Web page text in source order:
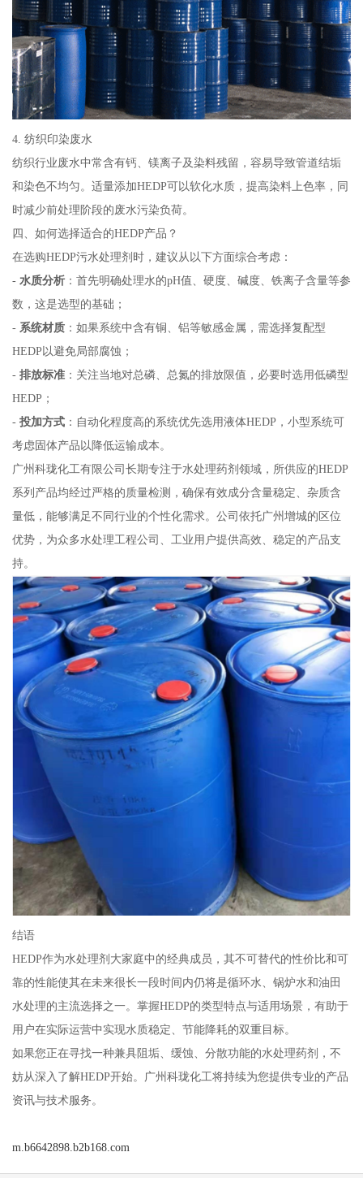
4. 纺织印染废水
纺织行业废水中常含有钙、镁离子及染料残留，容易导致管道结垢
和染色不均匀。适量添加HEDP可以软化水质，提高染料上色率，同
时减少前处理阶段的废水污染负荷。
四、如何选择适合的HEDP产品？
在选购HEDP污水处理剂时，建议从以下方面综合考虑：
- 水质分析：首先明确处理水的pH值、硬度、碱度、铁离子含量等参
数，这是选型的基础；
- 系统材质：如果系统中含有铜、铝等敏感金属，需选择复配型
HEDP以避免局部腐蚀；
- 排放标准：关注当地对总磷、总氮的排放限值，必要时选用低磷型
HEDP；
- 投加方式：自动化程度高的系统优先选用液体HEDP，小型系统可
考虑固体产品以降低运输成本。
广州科珑化工有限公司长期专注于水处理药剂领域，所供应的HEDP
系列产品均经过严格的质量检测，确保有效成分含量稳定、杂质含
量低，能够满足不同行业的个性化需求。公司依托广州增城的区位
优势，为众多水处理工程公司、工业用户提供高效、稳定的产品支
持。
结语
HEDP作为水处理剂大家庭中的经典成员，其不可替代的性价比和可
靠的性能使其在未来很长一段时间内仍将是循环水、锅炉水和油田
水处理的主流选择之一。掌握HEDP的类型特点与适用场景，有助于
用户在实际运营中实现水质稳定、节能降耗的双重目标。
如果您正在寻找一种兼具阻垢、缓蚀、分散功能的水处理药剂，不
妨从深入了解HEDP开始。广州科珑化工将持续为您提供专业的产品
资讯与技术服务。
m.b6642898.b2b168.com